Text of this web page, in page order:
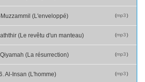
(mp3)
(L'enveloppé)
(mp3)
(Le revêtu d'un manteau)
(mp3)
(La résurrection)
(mp3)
Al-Insan (L'homme)